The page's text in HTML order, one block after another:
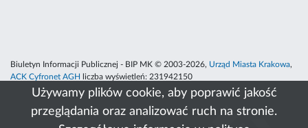
Używamy plików cookie, aby poprawić jakość
przeglądania oraz analizować ruch na stronie.
Biuletyn Informacji Publicznej - BIP MK © 2003-2026, Urząd Miasta Krakowa,
ACK Cyfronet AGH
liczba wyświetleń: 231942150